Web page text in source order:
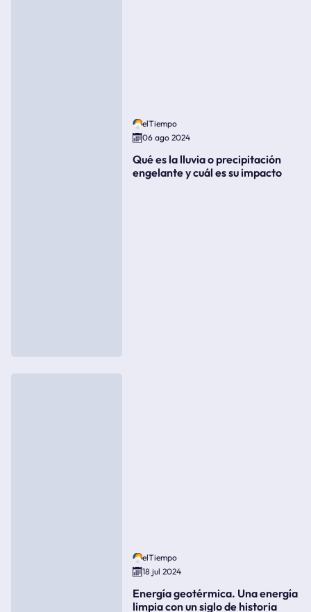
elTiempo
06 ago 2024
Qué es la lluvia o precipitación
engelante y cuál es su impacto
elTiempo
18 jul 2024
Energía geotérmica. Una energía
limpia con un siglo de historia